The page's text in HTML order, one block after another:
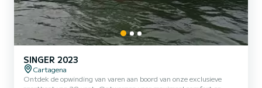
SINGER 2023
Cartagena
Ontdek de opwinding van varen aan boord van onze exclusieve